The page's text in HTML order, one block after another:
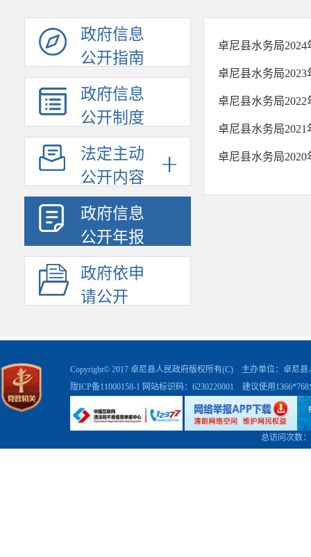
政府信息
公开指南
政府信息
公开制度
法定主动
公开内容
政府信息
公开年报
政府依申
请公开
卓尼县水务局
卓尼县水务局
卓尼县水务局
卓尼县水务局
卓尼县水务局
Copyright© 2017 卓尼县人民政府版权所有(C) 主办单位：卓尼
陇ICP备11000158-1 网站标识码：6230220001 建议使用
总访问次数：